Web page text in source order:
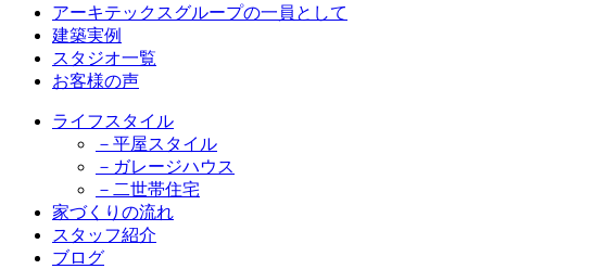
アーキテックスグループの一員として
建築実例
スタジオ一覧
お客様の声
ライフスタイル
－平屋スタイル
－ガレージハウス
－二世帯住宅
家づくりの流れ
スタッフ紹介
ブログ